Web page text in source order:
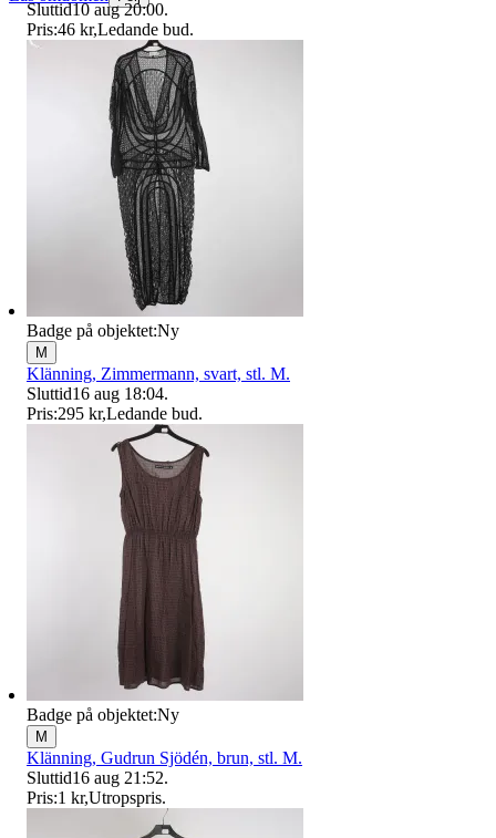
Sluttid10 aug 20:00.
Pris:46 kr,Ledande bud.
Badge på objektet:Ny
M
Klänning, Zimmermann, svart, stl. M.
Sluttid16 aug 18:04.
Pris:295 kr,Ledande bud.
Badge på objektet:Ny
M
Klänning, Gudrun Sjödén, brun, stl. M.
Sluttid16 aug 21:52.
Pris:1 kr,Utropspris.